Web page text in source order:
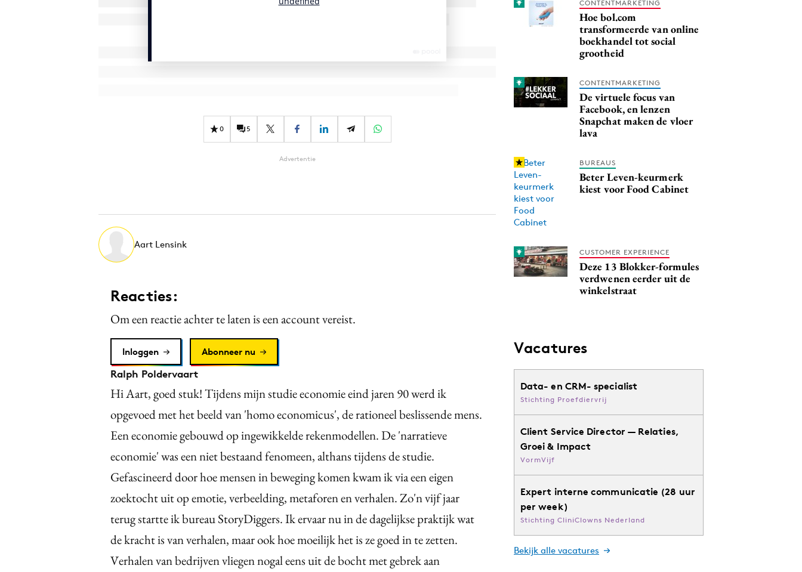
0 5
Advertentie
Aart Lensink
Reacties:
Om een reactie achter te laten is een account vereist.
Inloggen Abonneer nu
Ralph Poldervaart
Hi Aart, goed stuk! Tijdens mijn studie economie eind jaren 90 werd ik
opgevoed met het beeld van 'homo economicus', de rationeel beslissende mens.
Een economie gebouwd op ingewikkelde rekenmodellen. De 'narratieve
economie' was een niet bestaand fenomeen, althans tijdens de studie.
Gefascineerd door hoe mensen in beweging komen kwam ik via een eigen
zoektocht uit op emotie, verbeelding, metaforen en verhalen. Zo'n vijf jaar
terug startte ik bureau StoryDiggers. Ik ervaar nu in de dagelijkse praktijk wat
de kracht is van verhalen, maar ook hoe moeilijk het is ze goed in te zetten.
Verhalen van bedrijven vliegen nogal eens uit de bocht met gebrek aan
CONTENTMARKETING
Hoe bol.com
transformeerde van online
boekhandel tot social
grootheid
CONTENTMARKETING
De virtuele focus van
Facebook, en lenzen
Snapchat maken de vloer
lava
BUREAUS
Beter Leven-keurmerk
kiest voor Food Cabinet
CUSTOMER EXPERIENCE
Deze 13 Blokker-formules
verdwenen eerder uit de
winkelstraat
Vacatures
Data- en CRM- specialist
Stichting Proefdiervrij
Client Service Director — Relaties,
Groei & Impact
VormVijf
Expert interne communicatie (28 uur
per week)
Stichting CliniClowns Nederland
Bekijk alle vacatures